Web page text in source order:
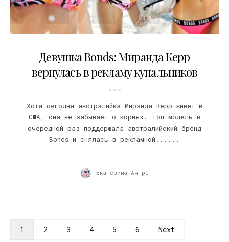
Девушка Bonds: Миранда Керр
вернулась в рекламу купальников
Хотя сегодня австралийка Миранда Керр живет в
США, она не забывает о корнях. Топ-модель в
очередной раз поддержала австралийский бренд
Bonds и снялась в рекламной......
Екатерина Антре
1 2 3 4 5 6 Next